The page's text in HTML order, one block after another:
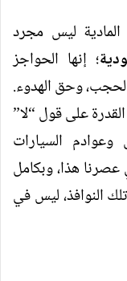
المادية ليس مجرد
؛ إنها الحواجز
وحق الهدوء.
على قول “لا”
السيارات
عصرنا هذا، وبكامل
النوافذ، ليس في